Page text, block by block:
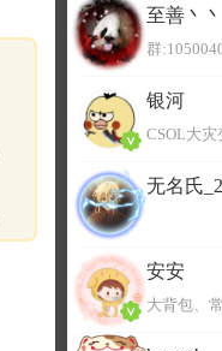
至善丶丶
银河
无名氏
安安